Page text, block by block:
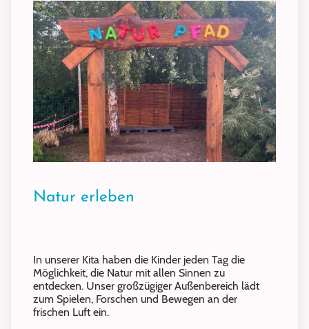
Natur erleben
In unserer Kita haben die Kinder jeden Tag die
Möglichkeit, die Natur mit allen Sinnen zu
entdecken. Unser großzügiger Außenbereich lädt
zum Spielen, Forschen und Bewegen an der
frischen Luft ein.